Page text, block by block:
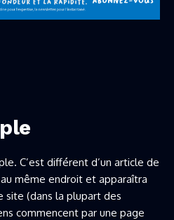
C’est différent d’un article de
même endroit et apparaîtra
site (dans la plupart des
commencent par une page